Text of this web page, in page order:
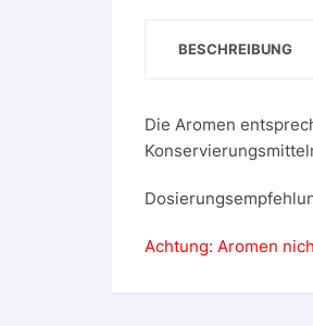
BESCHREIBUNG
Die Aromen
Achtung: Aromen